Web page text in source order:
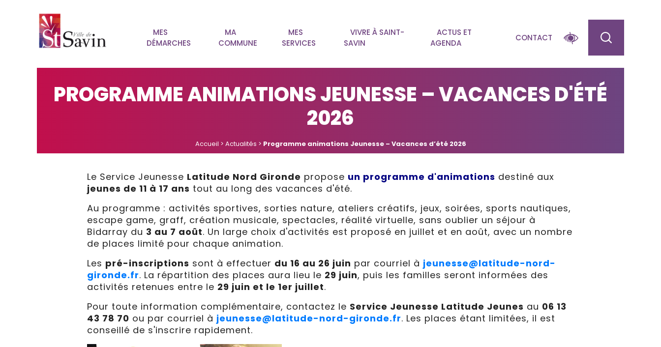
MES
DÉMARCHES
MA
COMMUNE
MES
SERVICES
VIVRE À SAINT-
SAVIN
ACTUS ET
AGENDA
CONTACT
PROGRAMME ANIMATIONS JEUNESSE – VACANCES D'ÉTÉ
2026
Accueil > Actualités > Programme animations Jeunesse – Vacances d’été 2026
Le Service Jeunesse Latitude Nord Gironde propose un programme d'animations destiné aux
jeunes de 11 à 17 ans tout au long des vacances d'été.
Au programme : activités sportives, sorties nature, ateliers créatifs, jeux, soirées, sports nautiques,
escape game, graff, création musicale, spectacles, réalité virtuelle, sans oublier un séjour à
Bidarray du 3 au 7 août. Un large choix d'activités est proposé en juillet et en août, avec un nombre
de places limité pour chaque animation.
Les pré-inscriptions sont à effectuer du 16 au 26 juin par courriel à jeunesse@latitude-nord-
gironde.fr. La répartition des places aura lieu le 29 juin, puis les familles seront informées des
activités retenues entre le 29 juin et le 1er juillet.
Pour toute information complémentaire, contactez le Service Jeunesse Latitude Jeunes au 06 13
43 78 70 ou par courriel à jeunesse@latitude-nord-gironde.fr. Les places étant limitées, il est
conseillé de s'inscrire rapidement.